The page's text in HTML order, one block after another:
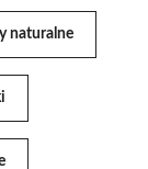
naturalne